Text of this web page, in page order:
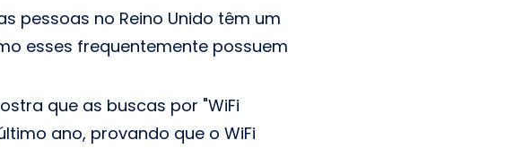
pessoas no Reino Unido têm um
esses frequentemente possuem
que as buscas por "WiFi
ano, provando que o WiFi